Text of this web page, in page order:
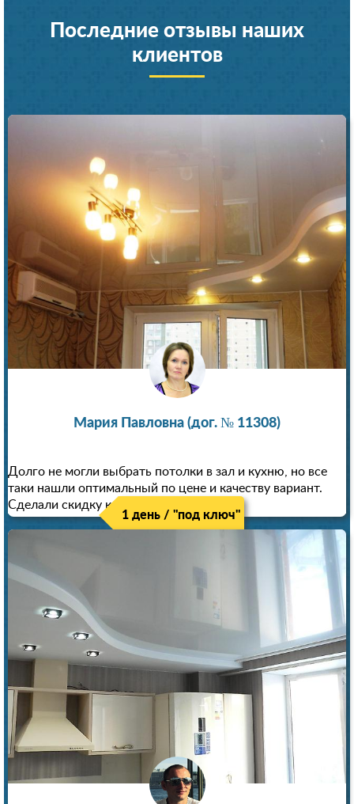
Последние отзывы наших
клиентов
Мария Павловна (дог. № 11308)
Долго не могли выбрать потолки в зал и кухню, но все
таки нашли оптимальный по цене и качеству вариант.
Сделали скидку как пенсионерам!
1 день / "под ключ"